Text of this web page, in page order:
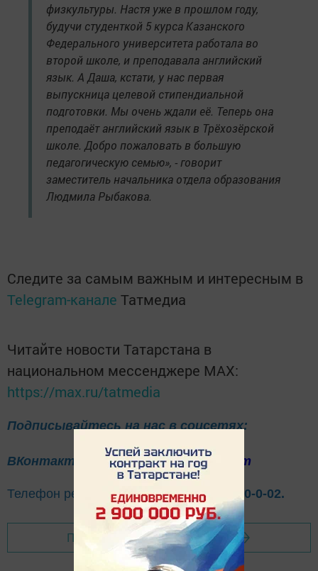
физкультуры. Настя уже в прошлом году,
будучи студенткой 5 курса Казанского
Федерального университета работала во
второй школе, и преподавала английский
язык. А Даша, кстати, у нас первая
выпускница целевой стипендиальной
подготовки. Мы очень ждали её. Теперь она
преподаёт английский язык в Трёхозёрской
школе. Добро пожаловать в большую
педагогическую семью», - говорит
заместитель начальника отдела образования
Людмила Рыбакова.
Следите за самым важным и интересным в
Telegram-канале Татмедиа
Читайте новости Татарстана в
национальном мессенджере MАХ:
https://max.ru/tatmedia
Подписывайтесь на нас в соцсетях:
ВКонтакте Одноклассники Telegram
Телефон рекламного отдела8(843)47-30-0-02.
Перейти на страницу новости